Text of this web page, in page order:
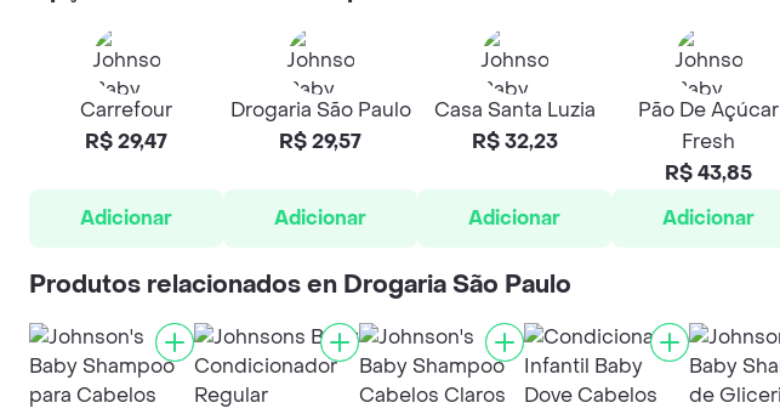
Carrefour
R$ 29,47
Adicionar
Drogaria São Paulo
R$ 29,57
Adicionar
Casa Santa Luzia
R$ 32,23
Adicionar
Pão De Açúcar
Fresh
R$ 43,85
Adicionar
Produtos relacionados en Drogaria São Paulo